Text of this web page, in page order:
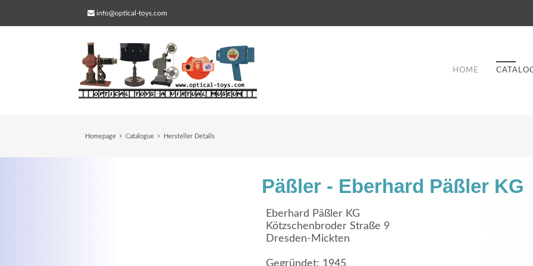
info@optical-toys.com
HOME
Homepage Catalogue Hersteller Details
Päßler - Eberhard Päßler KG
Eberhard Päßler KG
Kötzschenbroder Straße 9
Dresden-Mickten
Gegründet: 1945
adipiscing elit. Aenean commodo ligula eget
Lorem ipsum dolor sit amet, consectetuer
adipiscing elit. Aenean commodo ligula eget